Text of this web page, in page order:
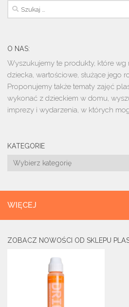
Szukaj:
O NAS:
Wyszukujemy te produkty, które wg
dziecka, wartościowe, służące jego
Proponujemy także tematy zajęć
wykonać z dzieckiem w domu,
imprezy i wydarzenia, w których
KATEGORIE
Kategorie
WIĘCEJ
ZOBACZ NOWOŚCI OD SKLEPU